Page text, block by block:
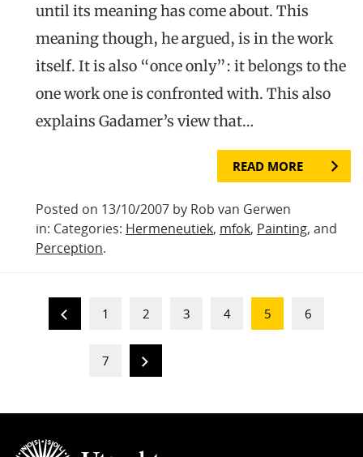
until its meaning has come about. This
meaning though, he argued, is in the work
itself. It is also “once only”: it belongs to the
one work one is confronted with. This also
explains Gadamer’s view that…
READ MORE
Posted on 13/10/2007 by Rob van Gerwen
in: Categories: Hermeneutiek, mfok, Painting, and
Perception.
1 2 3 4 5 6
7